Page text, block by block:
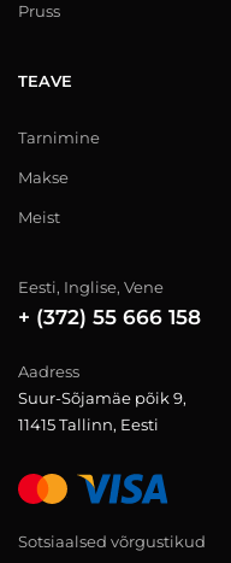
Pruss
TEAVE
Tarnimine
Makse
Meist
Eesti, Inglise, Vene
+ (372) 55 666 158
Aadress
Suur-Sõjamäe põik 9,
11415 Tallinn, Eesti
Sotsiaalsed võrgustikud